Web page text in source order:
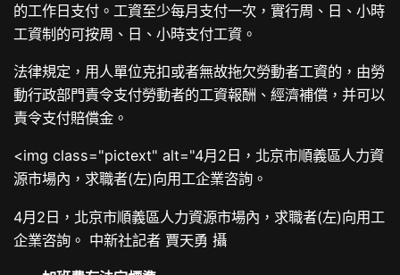
的工作日支付。工資至少每月支付一次，實行周、日、小時
工資制的可按周、日、小時支付工資。
法律規定，用人單位克扣或者無故拖欠勞動者工資的，由勞
動行政部門責令支付勞動者的工資報酬、經濟補償，并可以
責令支付賠償金。
<img class="pictext" alt="4月2日，北京市順義區人力資
源市場內，求職者(左)向用工企業咨詢。
4月2日，北京市順義區人力資源市場內，求職者(左)向用工
企業咨詢。 中新社記者 賈天勇 攝